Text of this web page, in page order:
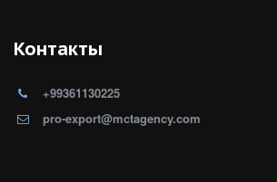
Контакты
+99361130225
pro-export@mctagency.com